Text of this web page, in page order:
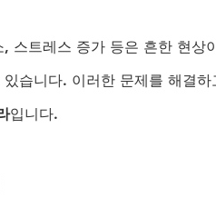
스트레스 증가 등은 흔한 현상
습니다. 이러한 문제를 해결하
입니다.